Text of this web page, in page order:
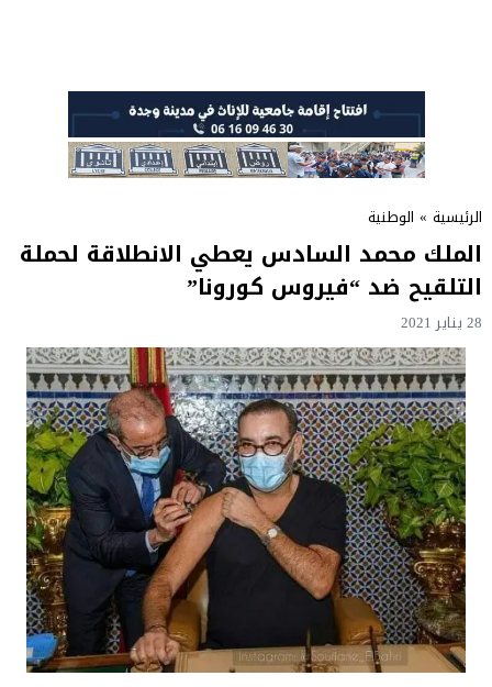
الرئيسية » الوطنية
الملك محمد السادس يعطي الانطلاقة لحملة
التلقيح ضد “فيروس كورونا”
28 يناير 2021